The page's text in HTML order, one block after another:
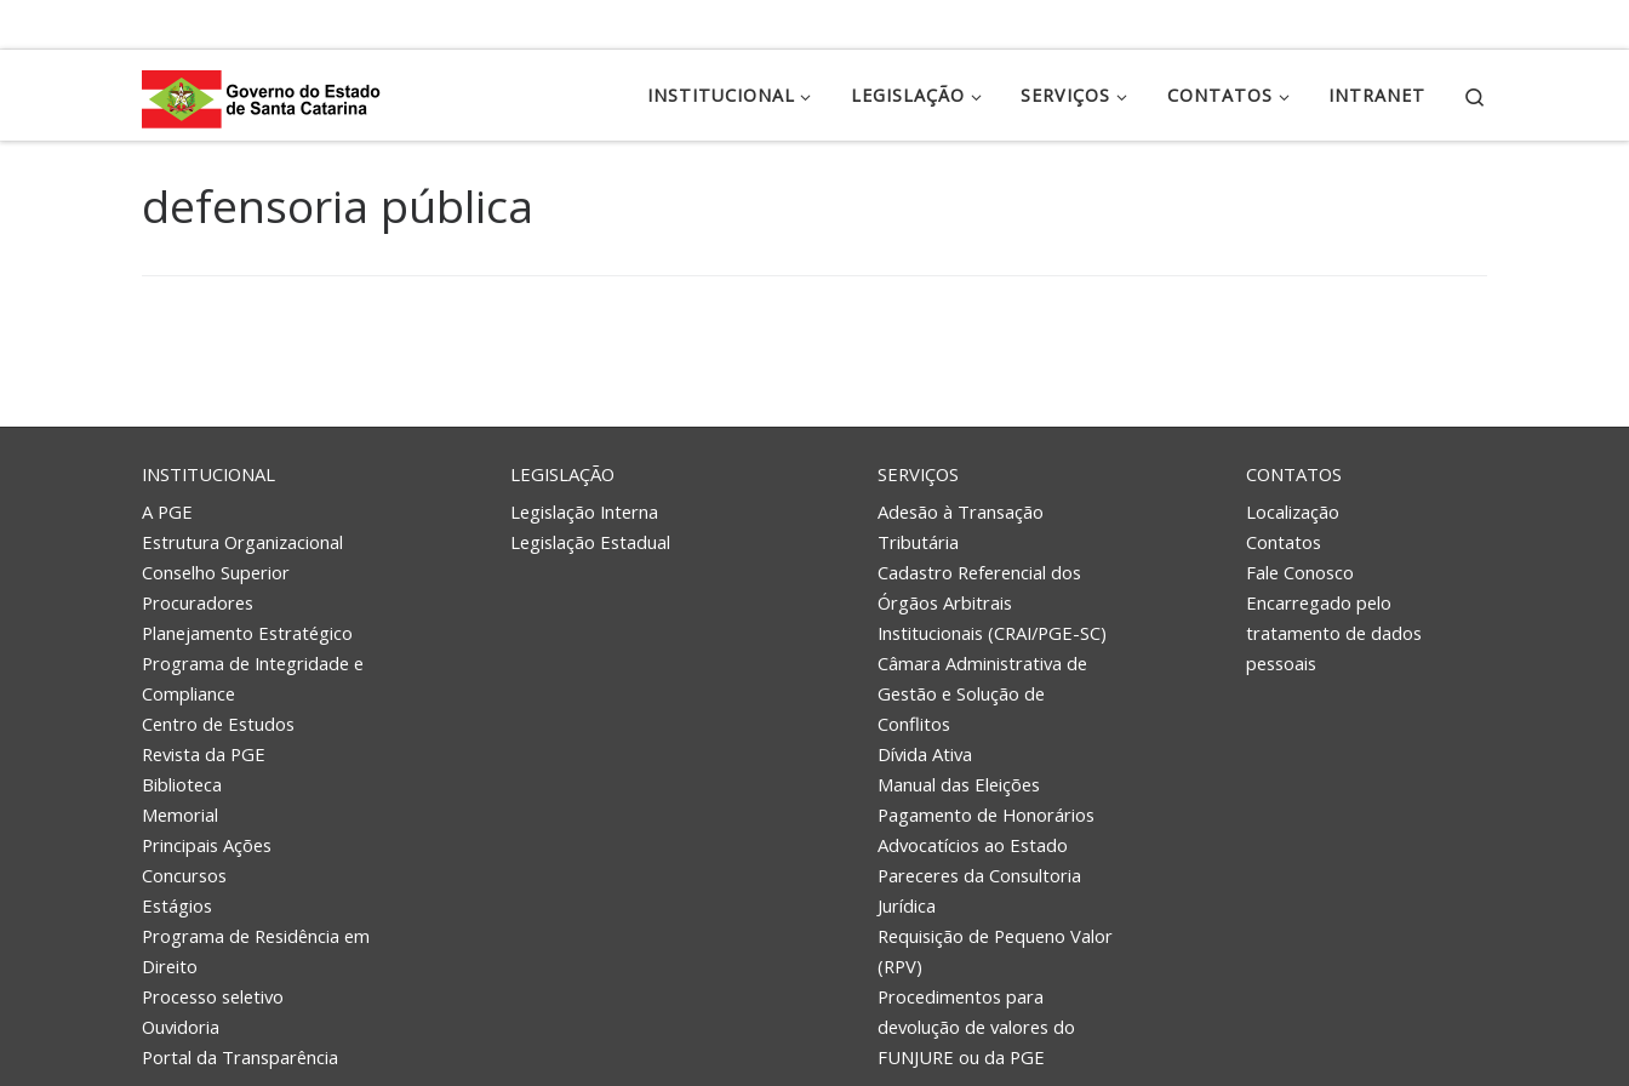
INSTITUCIONAL LEGISLAÇÃO SERVIÇOS CONTATOS INTRANET
defensoria pública
INSTITUCIONAL
A PGE
Estrutura Organizacional
Conselho Superior
Procuradores
Planejamento Estratégico
Programa de Integridade e
Compliance
Centro de Estudos
Revista da PGE
Biblioteca
Memorial
Principais Ações
Concursos
Estágios
Programa de Residência em
Direito
Processo seletivo
Ouvidoria
Portal da Transparência
LEGISLAÇÃO
Legislação Interna
Legislação Estadual
SERVIÇOS
Adesão à Transação
Tributária
Cadastro Referencial dos
Órgãos Arbitrais
Institucionais (CRAI/PGE-SC)
Câmara Administrativa de
Gestão e Solução de
Conflitos
Dívida Ativa
Manual das Eleições
Pagamento de Honorários
Advocatícios ao Estado
Pareceres da Consultoria
Jurídica
Requisição de Pequeno Valor
(RPV)
Procedimentos para
devolução de valores do
FUNJURE ou da PGE
CONTATOS
Localização
Contatos
Fale Conosco
Encarregado pelo
tratamento de dados
pessoais